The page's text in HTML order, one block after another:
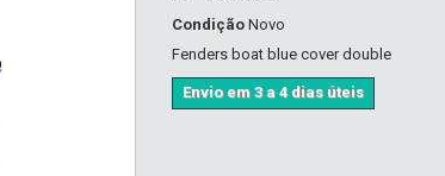
Condição Novo
Fenders boat blue cover double
Envio em 3 a 4 dias úteis